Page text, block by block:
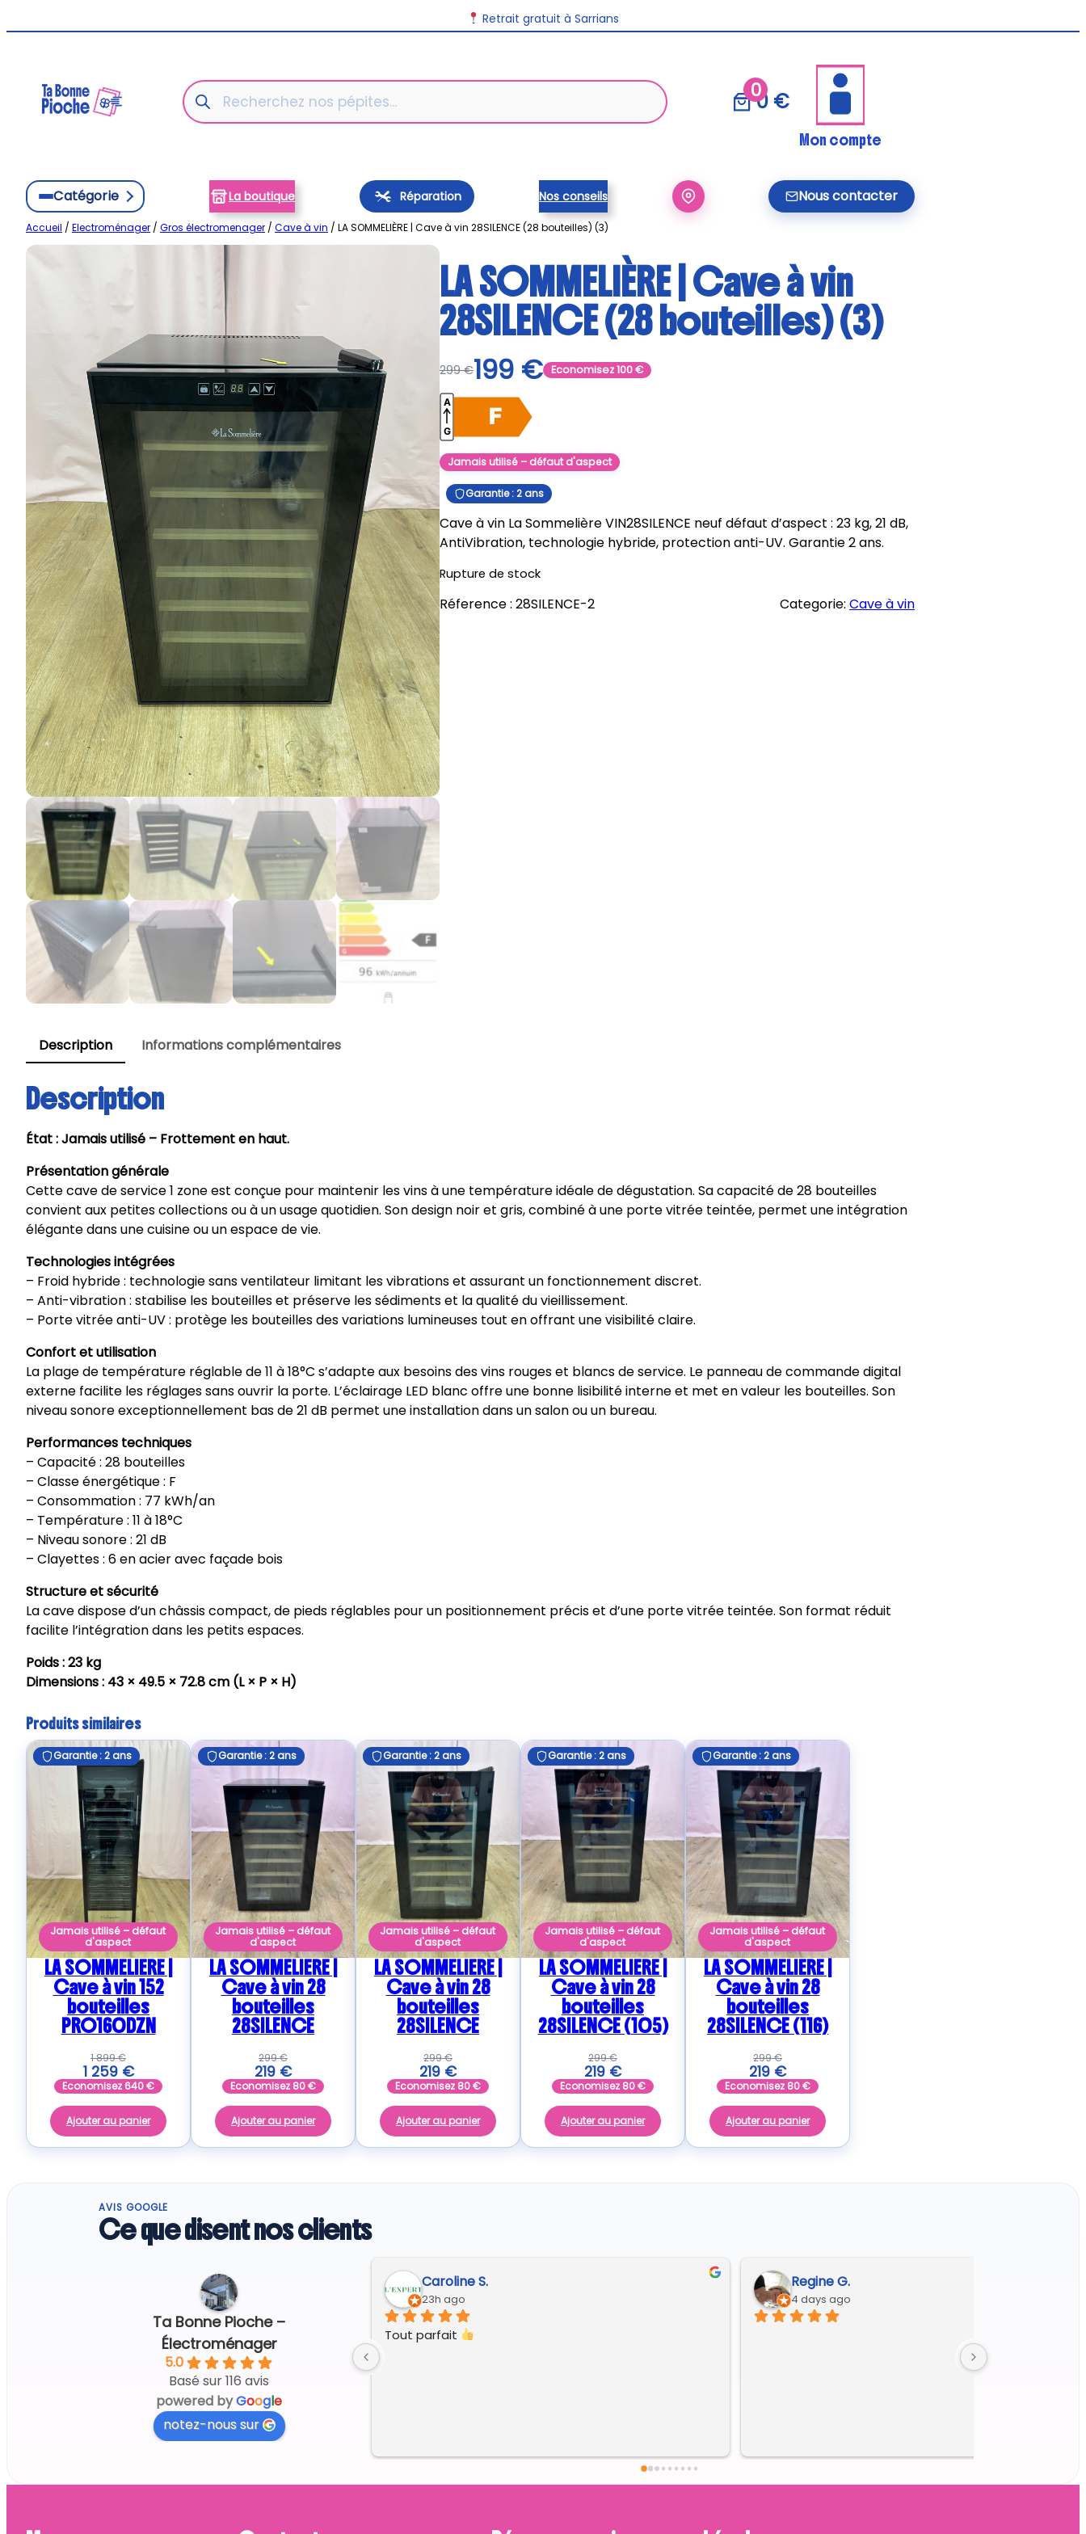
au
Retrait gratuit à Sarrians
Livraison disponible dans toute la France
Recherche
de
produits
00 €
Mon compte
Catégorie La boutique Réparation Nous contacter
Nos conseils
Accueil / Electroménager / Gros électromenager / Cave à vin / LA SOMMELIÈRE | Cave à vin 28SILENCE (28 bouteilles) (3)
LA SOMMELIÈRE | Cave à vin
28SILENCE (28 bouteilles) (3)
299€199 € Economisez100€
Jamais utilisé – défaut d'aspect
Garantie : 2 ans
Cave à vin La Sommelière VIN28SILENCE neuf défaut d’aspect : 23 kg, 21 dB,
AntiVibration, technologie hybride, protection anti-UV. Garantie 2 ans.
Rupture de stock
Réference : 28SILENCE-2 Categorie: Cave à vin
Description Informations complémentaires
Description
État : Jamais utilisé – Frottement en haut.
Présentation générale
Cette cave de service 1 zone est conçue pour maintenir les vins à une température idéale de dégustation. Sa capacité de 28 bouteilles
convient aux petites collections ou à un usage quotidien. Son design noir et gris, combiné à une porte vitrée teintée, permet une intégration
élégante dans une cuisine ou un espace de vie.
Technologies intégrées
– Froid hybride : technologie sans ventilateur limitant les vibrations et assurant un fonctionnement discret.
– Anti-vibration : stabilise les bouteilles et préserve les sédiments et la qualité du vieillissement.
– Porte vitrée anti-UV : protège les bouteilles des variations lumineuses tout en offrant une visibilité claire.
Confort et utilisation
La plage de température réglable de 11 à 18°C s’adapte aux besoins des vins rouges et blancs de service. Le panneau de commande digital
externe facilite les réglages sans ouvrir la porte. L’éclairage LED blanc offre une bonne lisibilité interne et met en valeur les bouteilles. Son
niveau sonore exceptionnellement bas de 21 dB permet une installation dans un salon ou un bureau.
Performances techniques
– Capacité : 28 bouteilles
– Classe énergétique : F
– Consommation : 77 kWh/an
– Température : 11 à 18°C
– Niveau sonore : 21 dB
– Clayettes : 6 en acier avec façade bois
Structure et sécurité
La cave dispose d’un châssis compact, de pieds réglables pour un positionnement précis et d’une porte vitrée teintée. Son format réduit
facilite l’intégration dans les petits espaces.
Poids : 23 kg
Dimensions : 43 × 49.5 × 72.8 cm (L × P × H)
Produits similaires
Garantie : 2 ans
Jamais utilisé – défaut
d'aspect
LA SOMMELIERE |
Cave à vin 152
bouteilles
PRO160DZN
1 899€
1 259 €
Economisez 640€
Ajouter au panier
Garantie : 2 ans
Jamais utilisé – défaut
d'aspect
LA SOMMELIERE |
Cave à vin 28
bouteilles
28SILENCE
299€
219 €
Economisez 80€
Ajouter au panier
Garantie : 2 ans
Jamais utilisé – défaut
d'aspect
LA SOMMELIERE |
Cave à vin 28
bouteilles
28SILENCE
299€
219 €
Economisez 80€
Ajouter au panier
Garantie : 2 ans
Jamais utilisé – défaut
d'aspect
LA SOMMELIERE |
Cave à vin 28
bouteilles
28SILENCE (105)
299€
219 €
Economisez 80€
Ajouter au panier
Garantie : 2 ans
Jamais utilisé – défaut
d'aspect
LA SOMMELIERE |
Cave à vin 28
bouteilles
28SILENCE (116)
299€
219 €
Economisez 80€
Ajouter au panier
AVIS GOOGLE
Ce que disent nos clients
Ta Bonne Pioche –
Électroménager
5.0
Basé sur 116 avis
powered byGoogle
notez-nous sur
Tout parfait